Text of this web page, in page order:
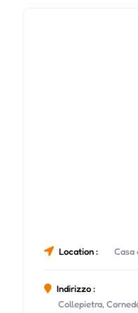
Location : Casa
Indirizzo :
Collepietra,